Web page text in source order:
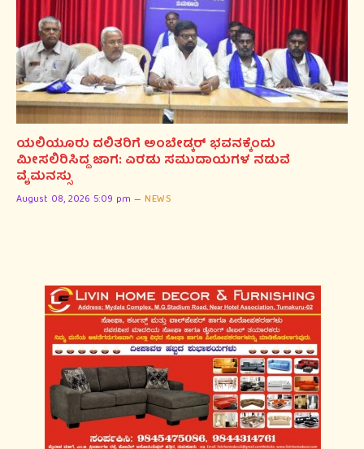
ಯಲಿಯೂರು ದಲಿತರಿಗೆ ಅಂಬೇಡ್ಕರ್ ಭವನಕ್ಕೆಂದು
ಮೀಸಲಿರಿಸಿದ್ದ ಜಾಗ: ಎರಡು ಸಮುದಾಯಗಳ ನಡುವೆ
ವೈಮನಸ್ಸು
August 08, 2026 5:09 pm NEWS